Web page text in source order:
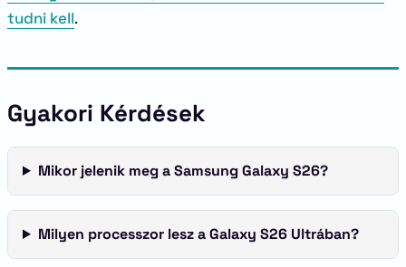
tudni kell.
Gyakori Kérdések
Mikor jelenik meg a Samsung Galaxy S26?
Milyen processzor lesz a Galaxy S26 Ultrában?